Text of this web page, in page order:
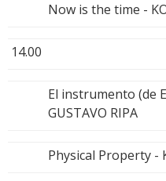
Now is the time -
14.00
El instrumento (de
GUSTAVO RIPA
Physical Property -